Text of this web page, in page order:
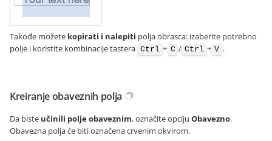
Takođe možete kopirati i nalepiti polja obrasca: izaberite potrebno
polje i koristite kombinacije tastera Ctrl + C / Ctrl + V .
Kreiranje obaveznih polja
Da biste učinili polje obaveznim, označite opciju Obavezno.
Obavezna polja će biti označena crvenim okvirom.